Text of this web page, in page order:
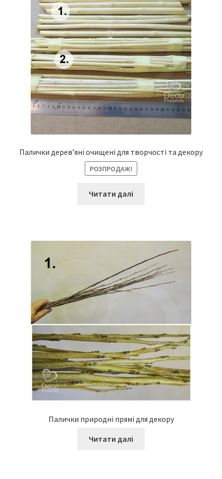
Палички дерев’яні очищені для творчості та декору
РОЗПРОДАЖ!
Читати далі
Палички природні прямі для декору
Читати далі